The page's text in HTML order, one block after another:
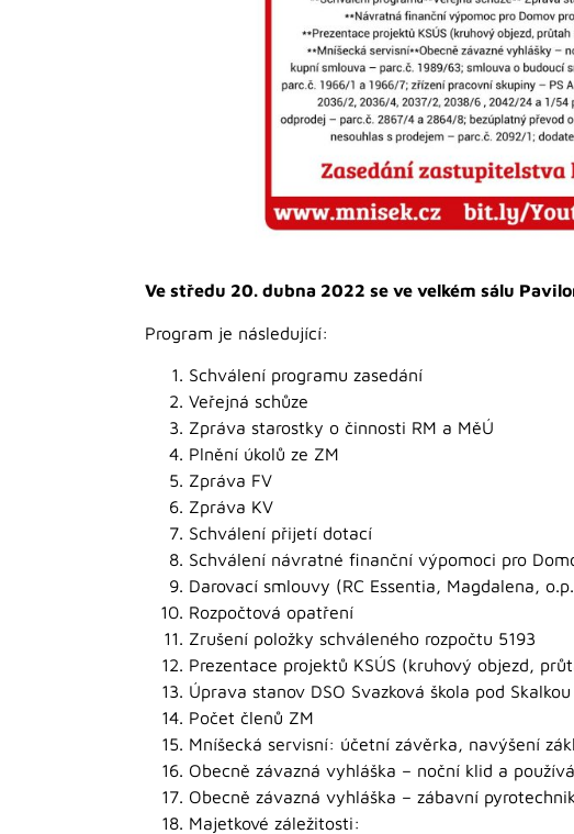
Ve středu 20. dubna 2022 se ve velkém sálu
Program je následující:
Schválení programu zasedání
Veřejná schůze
Zpráva starostky o činnosti RM a MěÚ
Plnění úkolů ze ZM
Zpráva FV
Zpráva KV
Schválení přijetí dotací
Schválení návratné finanční výpomoci pro
Darovací smlouvy (RC Essentia, Magdalena,
Rozpočtová opatření
Zrušení položky schváleného rozpočtu 5193
Prezentace projektů KSÚS (kruhový objezd,
Úprava stanov DSO Svazková škola pod Skalkou
Počet členů ZM
Mníšecká servisní: účetní závěrka, navýšení
Obecně závazná vyhláška – noční klid a
Obecně závazná vyhláška – zábavní
Majetkové záležitosti: